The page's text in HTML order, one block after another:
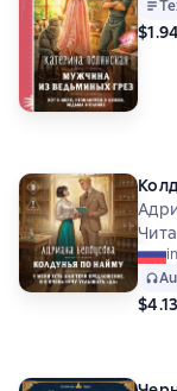
$1.94
$4.13